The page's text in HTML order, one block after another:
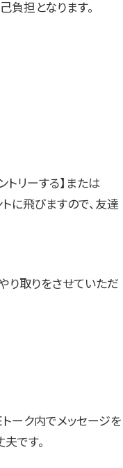
担となります。
トリーする】または
に飛びますので、友達
り取りをさせていただ
ーク内でメッセージを
です。